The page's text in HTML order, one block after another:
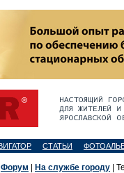
СТАТЬИ
Форум На службе городу |